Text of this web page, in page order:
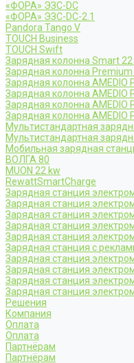
«ФОРА» ЭЗС-DC
«ФОРА» ЭЗС-DC-2.1
Pandora Tango V
TOUCH Business
TOUCH Swift
Зарядная колонна Smart 22
Зарядная колонна Premium
Зарядная колонна AMEDIO
Зарядная колонна AMEDIO
Зарядная колонна AMEDIO
Зарядная колонна AMEDIO
Мультистандартная
Мультистандартная
Мобильная зарядная
ВОЛГА 80
MUON 22 kw
RewattSmartCharge
Зарядная станция
Зарядная станция
Зарядная станция
Зарядная станция
Зарядная станция
Зарядная станция с
Зарядная станция
Зарядная станция
Зарядная станция
Зарядная станция
Решения
Компания
Оплата
Оплата
Партнёрам
Партнёрам